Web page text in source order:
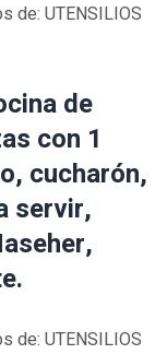
de: UTENSILIOS
de
con 1
cucharón,
servir,
de: UTENSILIOS